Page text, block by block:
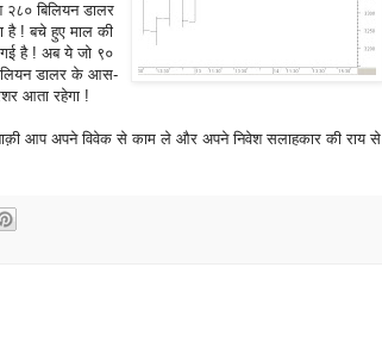
बिलियन डालर
है ! बचे हुए माल की
है ! अब ये जो ९०
डालर के आस-
आता रहेगा !
आप अपने विवेक से काम ले और अपने निवेश सलाहकार की राय से